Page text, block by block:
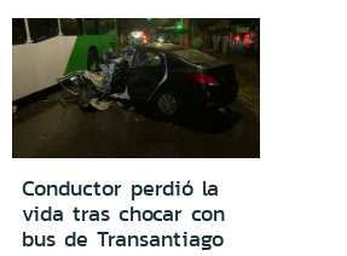
Conductor perdió la
vida tras chocar con
bus de Transantiago